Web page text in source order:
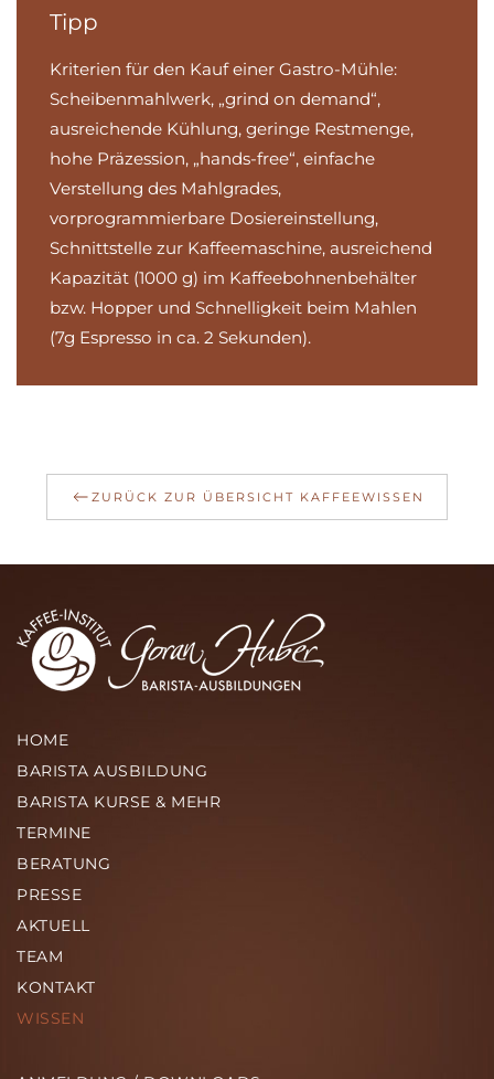
Tipp
Kriterien für den Kauf einer Gastro-Mühle:
Scheibenmahlwerk, „grind on demand“,
ausreichende Kühlung, geringe Restmenge,
hohe Präzession, „hands-free“, einfache
Verstellung des Mahlgrades,
vorprogrammierbare Dosiereinstellung,
Schnittstelle zur Kaffeemaschine, ausreichend
Kapazität (1000 g) im Kaffeebohnenbehälter
bzw. Hopper und Schnelligkeit beim Mahlen
(7g Espresso in ca. 2 Sekunden).
ZURÜCK ZUR ÜBERSICHT KAFFEEWISSEN
HOME
BARISTA AUSBILDUNG
BARISTA KURSE & MEHR
TERMINE
BERATUNG
PRESSE
AKTUELL
TEAM
KONTAKT
WISSEN